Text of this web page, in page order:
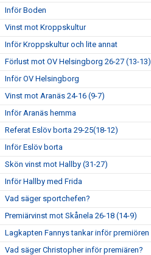
Inför Boden
Vinst mot Kroppskultur
Inför Kroppskultur och lite annat
Förlust mot OV Helsingborg 26-27 (13-13)
Inför OV Helsingborg
Vinst mot Aranäs 24-16 (9-7)
Inför Aranäs hemma
Referat Eslöv borta 29-25(18-12)
Inför Eslöv borta
Skön vinst mot Hallby (31-27)
Inför Hallby med Frida
Vad säger sportchefen?
Premiärvinst mot Skånela 26-18 (14-9)
Lagkapten Fannys tankar inför premiören
Vad säger Christopher inför premiären?